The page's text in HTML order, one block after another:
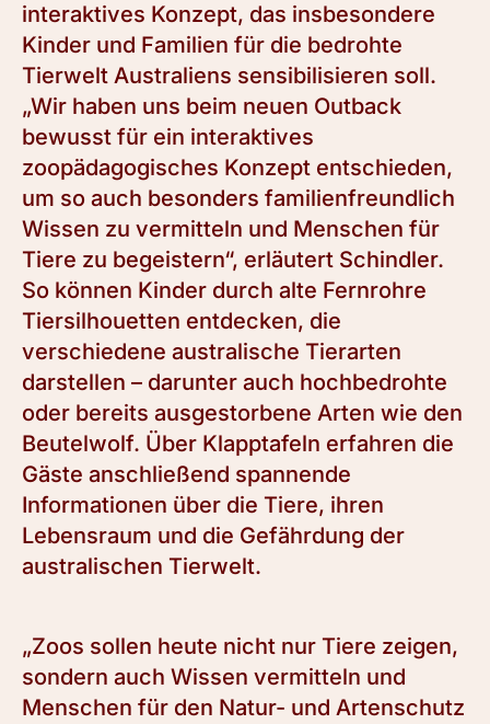
interaktives Konzept, das insbesondere
Kinder und Familien für die bedrohte
Tierwelt Australiens sensibilisieren soll.
„Wir haben uns beim neuen Outback
bewusst für ein interaktives
zoopädagogisches Konzept entschieden,
um so auch besonders familienfreundlich
Wissen zu vermitteln und Menschen für
Tiere zu begeistern“, erläutert Schindler.
So können Kinder durch alte Fernrohre
Tiersilhouetten entdecken, die
verschiedene australische Tierarten
darstellen – darunter auch hochbedrohte
oder bereits ausgestorbene Arten wie den
Beutelwolf. Über Klapptafeln erfahren die
Gäste anschließend spannende
Informationen über die Tiere, ihren
Lebensraum und die Gefährdung der
australischen Tierwelt.
„Zoos sollen heute nicht nur Tiere zeigen,
sondern auch Wissen vermitteln und
Menschen für den Natur- und Artenschutz